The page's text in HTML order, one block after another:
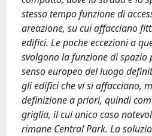
stesso tempo funzione di
areazione, su cui affacciano
edifici. Le poche eccezioni a
svolgono la funzione di spazio
senso europeo del luogo
gli edifici che vi si affacciano,
definizione a priori, quindi
griglia, il cui unico caso
rimane Central Park. La